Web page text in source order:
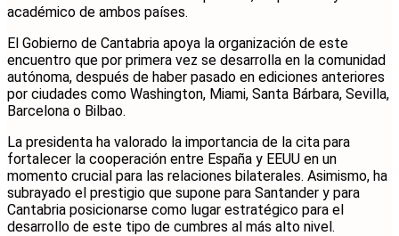
académico de ambos países.
El Gobierno de Cantabria apoya la organización de este
encuentro que por primera vez se desarrolla en la comunidad
autónoma, después de haber pasado en ediciones anteriores
por ciudades como Washington, Miami, Santa Bárbara, Sevilla,
Barcelona o Bilbao.
La presidenta ha valorado la importancia de la cita para
fortalecer la cooperación entre España y EEUU en un
momento crucial para las relaciones bilaterales. Asimismo, ha
subrayado el prestigio que supone para Santander y para
Cantabria posicionarse como lugar estratégico para el
desarrollo de este tipo de cumbres al más alto nivel.